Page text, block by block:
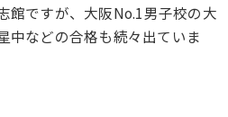
館ですが、大阪No.1男子校の大
中などの合格も続々出ていま